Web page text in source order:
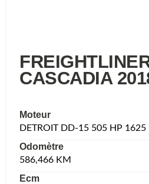
CASCADIA
Moteur
DETROIT DD-15 505 HP 1625
Odomètre
586,466 KM
Ecm